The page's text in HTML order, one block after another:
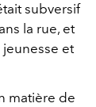
subversif
la rue, et
jeunesse et
matière de